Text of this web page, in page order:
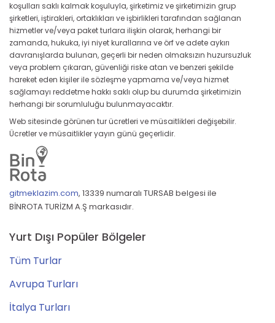
koşulları saklı kalmak koşuluyla, şirketimiz ve şirketimizin grup
şirketleri, iştirakleri, ortaklıkları ve işbirlikleri tarafından sağlanan
hizmetler ve/veya paket turlara ilişkin olarak, herhangi bir
zamanda, hukuka, iyi niyet kurallarına ve örf ve adete aykırı
davranışlarda bulunan, geçerli bir neden olmaksızın huzursuzluk
veya problem çıkaran, güvenliği riske atan ve benzeri şekilde
hareket eden kişiler ile sözleşme yapmama ve/veya hizmet
sağlamayı reddetme hakkı saklı olup bu durumda şirketimizin
herhangi bir sorumluluğu bulunmayacaktır.
Web sitesinde görünen tur ücretleri ve müsaitlikleri değişebilir.
Ücretler ve müsaitlikler yayın günü geçerlidir.
gitmeklazim.com, 13339 numaralı TURSAB belgesi ile
BİNROTA TURİZM A.Ş markasıdır.
Yurt Dışı Popüler Bölgeler
Tüm Turlar
Avrupa Turları
İtalya Turları